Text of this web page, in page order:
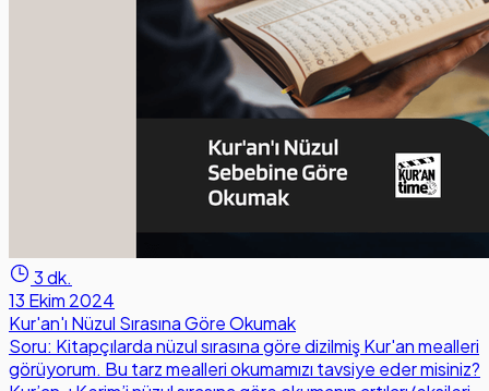
3 dk.
13 Ekim 2024
Kur'an'ı Nüzul Sırasına Göre Okumak
Soru: Kitapçılarda nüzul sırasına göre dizilmiş Kur'an mealleri
görüyorum. Bu tarz mealleri okumamızı tavsiye eder misiniz?